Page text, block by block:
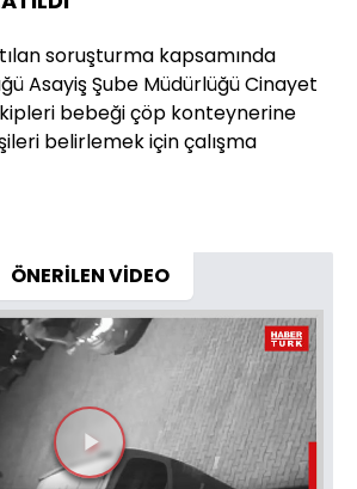
soruşturma kapsamında
Asayiş Şube Müdürlüğü Cinayet
bebeği çöp konteynerine
belirlemek için çalışma
ÖNERİLEN VİDEO
Videoyu